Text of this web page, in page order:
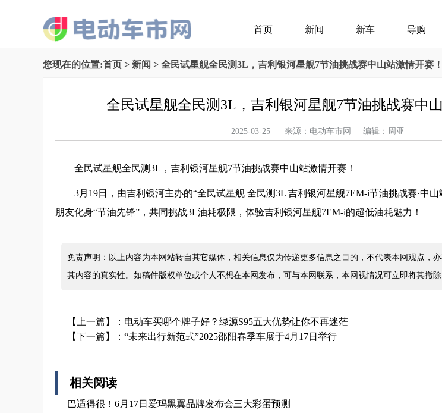
首页 新闻 新车 导购
您现在的位置:首页 > 新闻 > 全民试星舰全民测3L，吉利银河星舰7节油挑战赛中山站激情开赛！
全民试星舰全民测3L，吉利银河星舰7节油挑战赛中
2025-03-25 来源：电动车市网 编辑：周亚
全民试星舰全民测3L，吉利银河星舰7节油挑战赛中山站激情开赛！
3月19日，由吉利银河主办的“全民试星舰 全民测3L 吉利银河星舰7EM-i节油挑战赛·中
朋友化身“节油先锋”，共同挑战3L油耗极限，体验吉利银河星舰7EM-i的超低油耗魅力！
免责声明：以上内容为本网站转自其它媒体，相关信息仅为传递更多信息之目的，不代表本网观点，
其内容的真实性。如稿件版权单位或个人不想在本网发布，可与本网联系，本网视情况可立即将其撤除
【上一篇】： 电动车买哪个牌子好？绿源S95五大优势让你不再迷茫
【下一篇】： “未来出行新范式”2025邵阳春季车展于4月17日举行
相关阅读
巴适得很！6月17日爱玛黑翼品牌发布会三大彩蛋预测